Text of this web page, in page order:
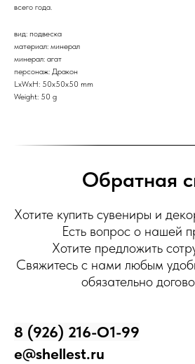
всего года.
вид: подвеска
материал: минерал
минерал: агат
персонаж: Дракон
LxWxH: 50x50x50 mm
Weight: 50 g
Обратная
Хотите купить сувениры и
Есть вопрос о нашей
Хотите предложить
Свяжитесь с нами любым
обязательно
8 (926) 216-О1-99
e@shellest.ru